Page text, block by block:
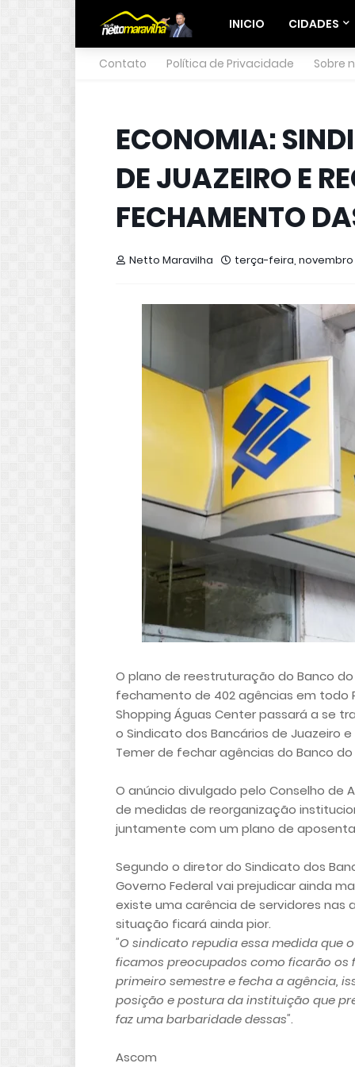
INICIO CIDADES
Contato Política de Privacidade Sobre
ECONOMIA:
DE JUAZEIRO E
FECHAMENTO
Netto Maravilha terça-feira, novembro
O plano de reestruturação do Banco
fechamento de 402 agências em todo
Shopping Águas Center passará a se
o Sindicato dos Bancários de Juazeiro
Temer de fechar agências do Banco
O anúncio divulgado pelo Conselho de
de medidas de reorganização
juntamente com um plano de
Segundo o diretor do Sindicato dos
Governo Federal vai prejudicar ainda
existe uma carência de servidores
situação ficará ainda pior.
"O sindicato repudia essa medida que
ficamos preocupados como ficarão os
primeiro semestre e fecha a agência,
posição e postura da instituição que
faz uma barbaridade dessas".
Ascom